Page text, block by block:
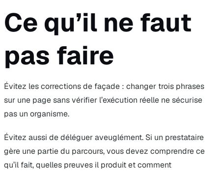
Ce qu’il ne faut
pas faire
Évitez les corrections de façade : changer trois phrases
sur une page sans vérifier l’exécution réelle ne sécurise
pas un organisme.
Évitez aussi de déléguer aveuglément. Si un prestataire
gère une partie du parcours, vous devez comprendre ce
qu’il fait, quelles preuves il produit et comment